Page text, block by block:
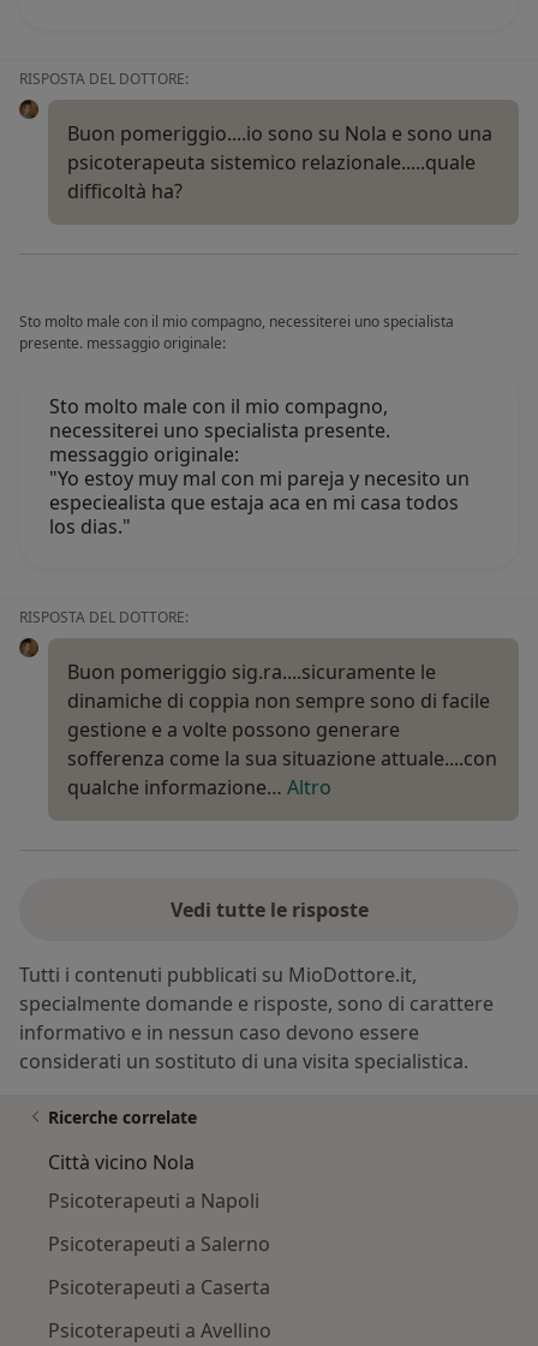
RISPOSTA DEL DOTTORE:
Buon pomeriggio....io sono su Nola e sono una
psicoterapeuta sistemico relazionale.....quale
difficoltà ha?
Sto molto male con il mio compagno, necessiterei uno specialista
presente. messaggio originale:
Sto molto male con il mio compagno,
necessiterei uno specialista presente.
messaggio originale:
"Yo estoy muy mal con mi pareja y necesito un
especiealista que estaja aca en mi casa todos
los dias."
RISPOSTA DEL DOTTORE:
Buon pomeriggio sig.ra....sicuramente le
dinamiche di coppia non sempre sono di facile
gestione e a volte possono generare
sofferenza come la sua situazione attuale....con
qualche informazione… Altro
Vedi tutte le risposte
Tutti i contenuti pubblicati su MioDottore.it,
specialmente domande e risposte, sono di carattere
informativo e in nessun caso devono essere
considerati un sostituto di una visita specialistica.
Ricerche correlate
Città vicino Nola
Psicoterapeuti a Napoli
Psicoterapeuti a Salerno
Psicoterapeuti a Caserta
Psicoterapeuti a Avellino